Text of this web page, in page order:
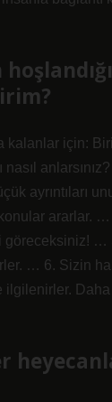
kalanlar için:
nasıl
ayrıntıları
ararlar.
…
… 6. Sizin
ilgilenirler.